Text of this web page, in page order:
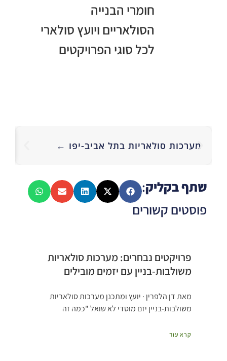
חומרי הבנייה
הסולאריים ויועץ סולארי
לכל סוגי הפרויקטים
מערכות סולאריות בתל אביב-יפו ←
שתף בקליק:
פוסטים קשורים
פרויקטים נבחרים: מערכות סולאריות
משולבות-בניין עם יזמים מובילים
מאת דן הלפרין · יועץ ומתכנן מערכות סולאריות
משולבות-בניין יזם מוסדי לא שואל "כמה זה
קרא עוד